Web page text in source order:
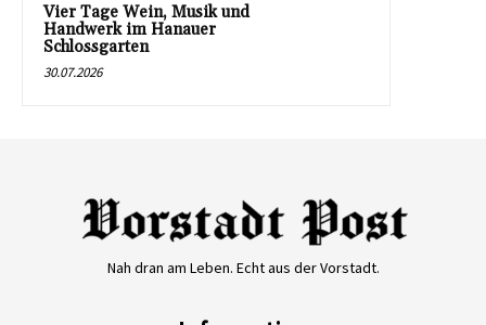
Vier Tage Wein, Musik und
Handwerk im Hanauer
Schlossgarten
30.07.2026
Nah dran am Leben. Echt aus der Vorstadt.